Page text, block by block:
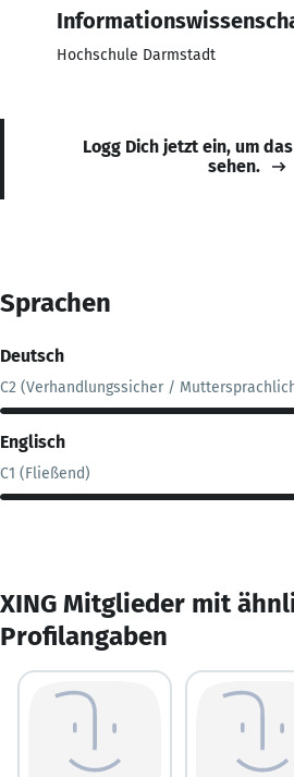
Hochschule Darmstadt
Logg Dich jetzt ein, um
sehen.
Sprachen
Deutsch
C2 (Verhandlungssicher /
Englisch
C1 (Fließend)
XING Mitglieder mit
Profilangaben